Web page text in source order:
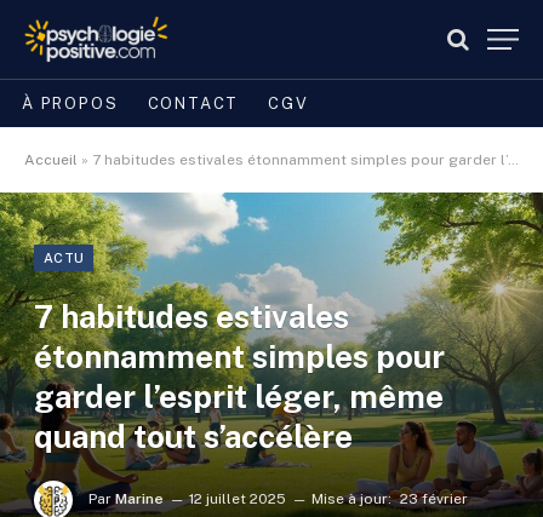
À PROPOS CONTACT CGV
Accueil » 7 habitudes estivales étonnamment simples pour garder l’esprit léger, même quand tout s’accélère
ACTU
7 habitudes estivales
étonnamment simples pour
garder l’esprit léger, même
quand tout s’accélère
Par Marine 12 juillet 2025 Mise à jour: 23 février